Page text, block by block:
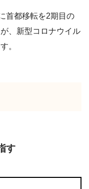
首都移転を2期目の
、新型コロナウイル
。
す